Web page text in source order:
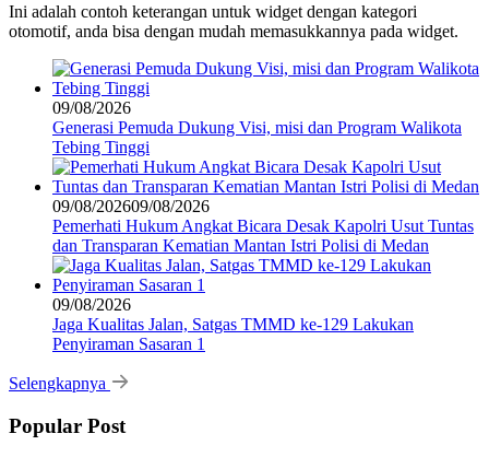
Ini adalah contoh keterangan untuk widget dengan kategori
otomotif, anda bisa dengan mudah memasukkannya pada widget.
09/08/2026
Generasi Pemuda Dukung Visi, misi dan Program Walikota
Tebing Tinggi
09/08/202609/08/2026
Pemerhati Hukum Angkat Bicara Desak Kapolri Usut Tuntas
dan Transparan Kematian Mantan Istri Polisi di Medan
09/08/2026
Jaga Kualitas Jalan, Satgas TMMD ke-129 Lakukan
Penyiraman Sasaran 1
Selengkapnya
Popular Post